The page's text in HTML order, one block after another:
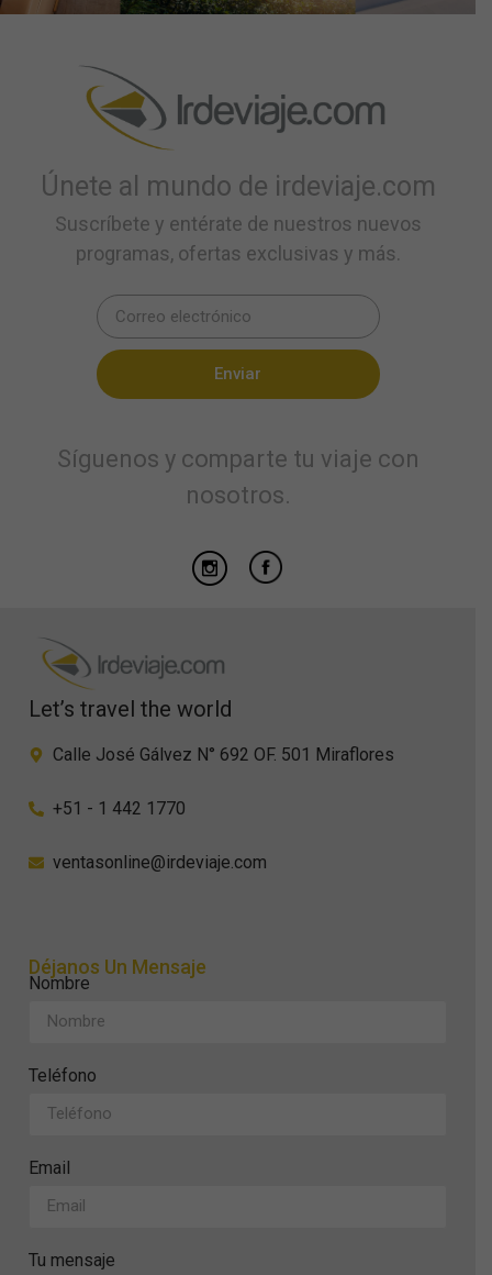
Únete al mundo de irdeviaje.com
Suscríbete y entérate de nuestros nuevos
programas, ofertas exclusivas y más.
Enviar
Síguenos y comparte tu viaje con
nosotros.
Let’s travel the world
Calle José Gálvez N° 692 OF. 501 Miraflores
+51 - 1 442 1770
ventasonline@irdeviaje.com
Déjanos Un Mensaje
Nombre
Teléfono
Email
Tu mensaje